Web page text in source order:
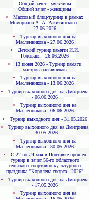
Общий зачет - мужчины
Общий зачет - женщины
Массовый блиц-турнир в рамках
Мемориала А. А. Ракитянского -
27.06.2026
Турнир выходного дня на
Масленникова - 27.06.2026
Детский турнир памяти И.И.
Голованя - 26.06.2026
13 июня 2026 - Турнир памяти
мастров-наставников
Турнир выходного дня на
Масленникова - 13.06.2026
Турнир выходного дня на Дмитриева
- 06.06.2026
Турнир выходного дня на
Масленникова - 06.06.2026
Турнир выходного дня - 31.05.2026
Турнир выходного дня на Дмитриева
- 30.05.2026
Турнир выходного дня на
Масленникова - 30.05.2026
С 22 по 24 мая в Полтавке прошел
турнир в зачет 56-го областного
сельского спортивно-культурного
праздника "Королева спорта - 2026"
Турнир выходного дня на Дмитриева
- 17.05.2026
Турнир выходного дня на